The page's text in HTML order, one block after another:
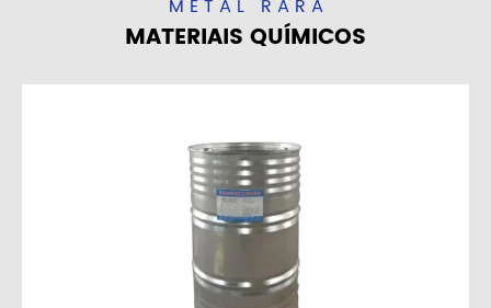
METAL RARA
MATERIAIS QUÍMICOS